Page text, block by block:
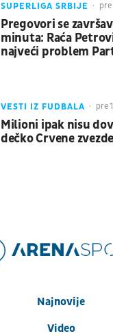
SUPERLIGA SRBIJE
Pregovori se
minuta: Raća
najveći problem
VESTI IZ FUDBALA pre
Milioni ipak nisu
dečko Crvene
Najnovije
Video